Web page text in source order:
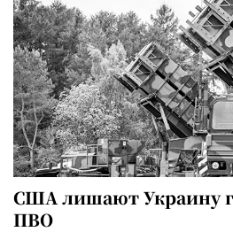
США лишают Украину
ПВО